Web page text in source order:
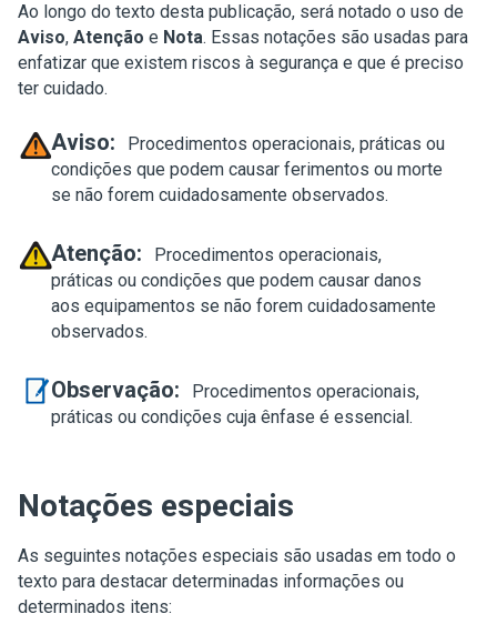
Ao longo do texto desta publicação, será notado o uso de
Aviso, Atenção e Nota. Essas notações são usadas para
enfatizar que existem riscos à segurança e que é preciso
ter cuidado.
Aviso:
Procedimentos operacionais, práticas ou
condições que podem causar ferimentos ou morte
se não forem cuidadosamente observados.
Atenção:
Procedimentos operacionais,
práticas ou condições que podem causar danos
aos equipamentos se não forem cuidadosamente
observados.
Observação:
Procedimentos operacionais,
práticas ou condições cuja ênfase é essencial.
Notações especiais
As seguintes notações especiais são usadas em todo o
texto para destacar determinadas informações ou
determinados itens: